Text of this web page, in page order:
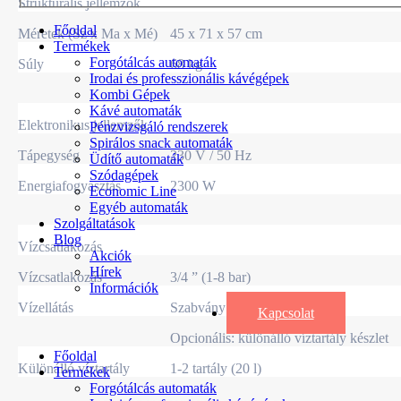
Főoldal
Termékek
Forgótálcás automaták
Irodai és professzionális kávégépek
Kombi Gépek
Kávé automaták
Pénzvizsgáló rendszerek
Spirálos snack automaták
Üdítő automaták
Szódagépek
Economic Line
Egyéb automaták
Szolgáltatások
Blog
Akciók
Hírek
Információk
Kapcsolat
Főoldal
Termékek
Forgótálcás automaták
Strukturális jellemzők
Méretek (Sz x Ma x Mé)
45 x 71 x 57 cm
Súly
68 kg
Elektronikus jellemzők
Tápegység
230 V / 50 Hz
Energiafogyasztás
2300 W
Vízcsatlakozás
Vízcsatlakozás
3/4 ” (1-8 bar)
Vízellátás
Szabvány: vízellátás
Opcionális: különálló víztartály készlet
Különálló víztartály
1-2 tartály (20 l)